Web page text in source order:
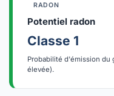
RADON
Potentiel radon
Classe 1
Probabilité d'émission du
élevée).